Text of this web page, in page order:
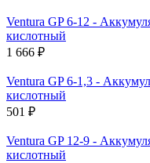
Ventura GP 6-12 -
кислотный
1 666 ₽
Ventura GP 6-1,3 -
кислотный
501 ₽
Ventura GP 12-9 -
кислотный